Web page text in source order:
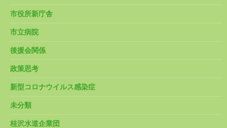
市役所新庁舎
市立病院
後援会関係
政策思考
新型コロナウイルス感染症
未分類
桂沢水道企業団